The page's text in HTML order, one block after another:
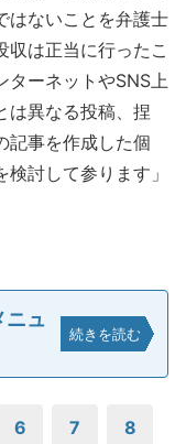
はないことを弁護士
収は正当に行ったこ
ターネットやSNS上
は異なる投稿、捏
記事を作成した個
討して参ります」
ニュ
続きを読む
6 7 8